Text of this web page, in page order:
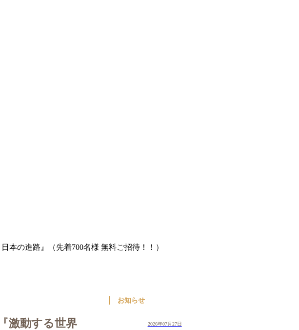
本の進路』（先着700名様 無料ご招待！！）
激動する世界
お知らせ
2026年07月27日